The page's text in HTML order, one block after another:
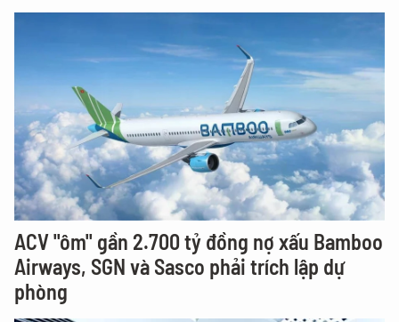
ACV "ôm" gần 2.700 tỷ đồng nợ xấu Bamboo
Airways, SGN và Sasco phải trích lập dự
phòng